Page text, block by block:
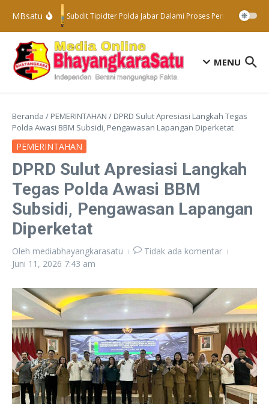
Lewati ke konten
MBsatu
Subdit Tipidter Polda Jabar Dalami Proses Penyelidikan
MENU
Beranda / PEMERINTAHAN / DPRD Sulut Apresiasi Langkah Tegas
Polda Awasi BBM Subsidi, Pengawasan Lapangan Diperketat
PEMERINTAHAN
DPRD Sulut Apresiasi Langkah
Tegas Polda Awasi BBM
Subsidi, Pengawasan Lapangan
Diperketat
Oleh mediabhayangkarasatu
Tidak ada komentar
Juni 11, 2026 7:43 am